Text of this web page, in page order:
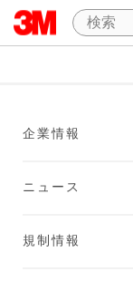
企業情報
ニュース
規制情報